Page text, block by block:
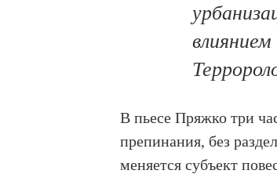
В пьесе Пряжко три
препинания, без
меняется субъект